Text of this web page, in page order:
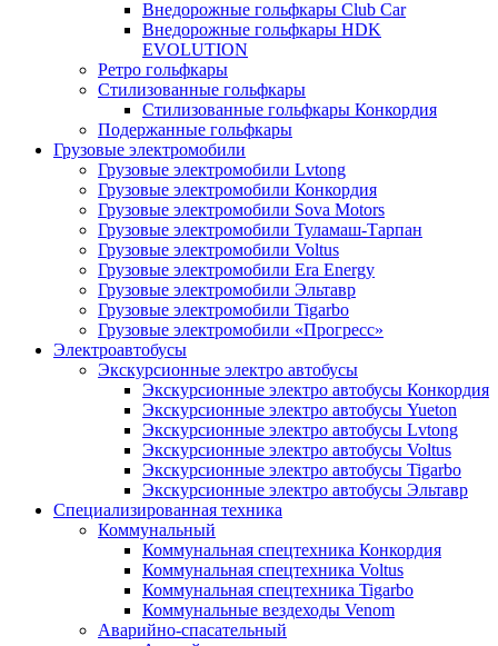
Внедорожные гольфкары Club Car
Внедорожные гольфкары HDK
EVOLUTION
Ретро гольфкары
Стилизованные гольфкары
Стилизованные гольфкары Конкордия
Подержанные гольфкары
Грузовые электромобили
Грузовые электромобили Lvtong
Грузовые электромобили Конкордия
Грузовые электромобили Sova Motors
Грузовые электромобили Туламаш-Тарпан
Грузовые электромобили Voltus
Грузовые электромобили Era Energy
Грузовые электромобили Эльтавр
Грузовые электромобили Tigarbo
Грузовые электромобили «Прогресс»
Электроавтобусы
Экскурсионные электро автобусы
Экскурсионные электро автобусы Конкордия
Экскурсионные электро автобусы Yueton
Экскурсионные электро автобусы Lvtong
Экскурсионные электро автобусы Voltus
Экскурсионные электро автобусы Tigarbo
Экскурсионные электро автобусы Эльтавр
Специализированная техника
Коммунальный
Коммунальная спецтехника Конкордия
Коммунальная спецтехника Voltus
Коммунальная спецтехника Tigarbo
Коммунальные вездеходы Venom
Аварийно-спасательный